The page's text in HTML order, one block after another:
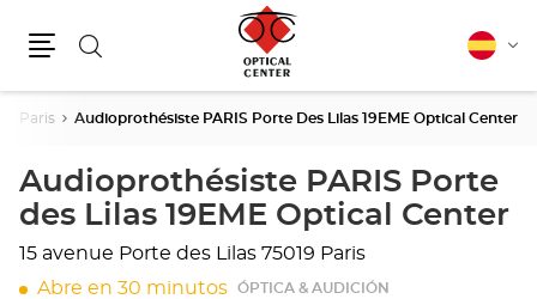
Buscar Español
Paris Audioprothésiste PARIS Porte Des Lilas 19EME Optical Center
Audioprothésiste PARIS Porte
des Lilas 19EME Optical Center
15 avenue Porte des Lilas 75019 Paris
Abre en 30 minutos
ÓPTICA & AUDICIÓN